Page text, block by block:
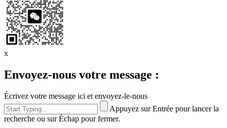
x
Envoyez-nous votre message :
Écrivez votre message ici et envoyez-le-nous
Appuyez sur Entrée pour lancer la
recherche ou sur Échap pour fermer.